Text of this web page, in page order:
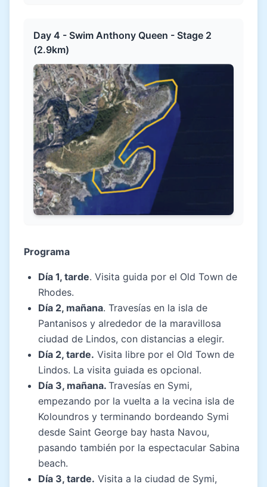
Day 4 - Swim Anthony Queen - Stage 2
(2.9km)
Programa
Día 1, tarde. Visita guida por el Old Town de
Rhodes.
Día 2, mañana. Travesías en la isla de
Pantanisos y alrededor de la maravillosa
ciudad de Lindos, con distancias a elegir.
Día 2, tarde. Visita libre por el Old Town de
Lindos. La visita guiada es opcional.
Día 3, mañana. Travesías en Symi,
empezando por la vuelta a la vecina isla de
Koloundros y terminando bordeando Symi
desde Saint George bay hasta Navou,
pasando también por la espectacular Sabina
beach.
Día 3, tarde. Visita a la ciudad de Symi,